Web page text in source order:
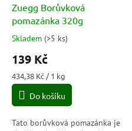
Zuegg Borůvková
pomazánka 320g
Průměrné
hodnocení
produktu
je
5,0
5
hvězdiček.
Skladem (>5 ks)
139 Kč
Měrná
cena:
434,38 Kč / 1 kg
Do košíku
Tato borůvková pomazánka je